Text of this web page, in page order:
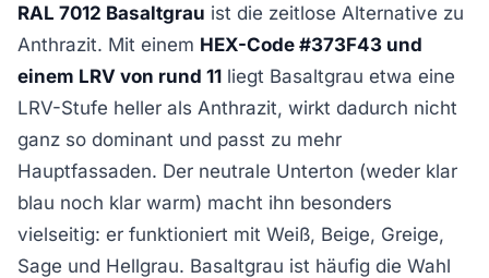
RAL 7012 Basaltgrau ist die zeitlose Alternative zu
Anthrazit. Mit einem HEX-Code #373F43 und
einem LRV von rund 11 liegt Basaltgrau etwa eine
LRV-Stufe heller als Anthrazit, wirkt dadurch nicht
ganz so dominant und passt zu mehr
Hauptfassaden. Der neutrale Unterton (weder klar
blau noch klar warm) macht ihn besonders
vielseitig: er funktioniert mit Weiß, Beige, Greige,
Sage und Hellgrau. Basaltgrau ist häufig die Wahl